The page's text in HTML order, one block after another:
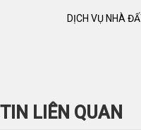
DỊCH VỤ NHÀ
TIN LIÊN QUAN